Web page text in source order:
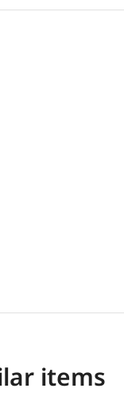
items